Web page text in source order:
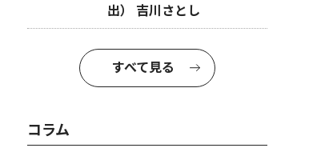
出） 吉川さとし
すべて見る
コラム